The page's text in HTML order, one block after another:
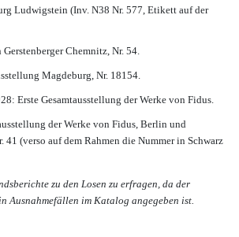
Ludwigstein (Inv. N38 Nr. 577, Etikett auf der
Chemnitz, Nr. 54.
Magdeburg, Nr. 18154.
Erste Gesamtausstellung der Werke von Fidus.
der Werke von Fidus, Berlin und
41 (verso auf dem Rahmen die Nummer in Schwarz
zu den Losen zu erfragen, da der
Ausnahmefällen im Katalog angegeben ist.